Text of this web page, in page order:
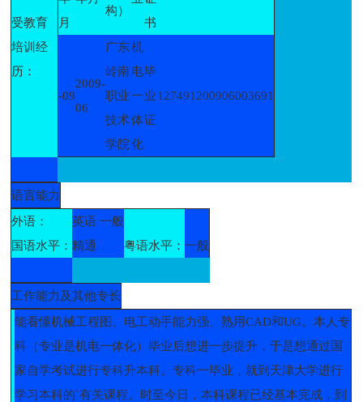
受教育
培训经
历：
月
构）
书
-09
2009-
06
广东
岭南
职业
技术
学院
机
电
一
体
化
毕
业
证
127491200906003691
语言能力
外语：
英语 一般
国语水平：精通 粤语水平：一般
工作能力及其他专长
能看懂机械工程图、电工动手能力强、熟用CAD和UG。本人专
科（专业是机电一体化）毕业后想进一步提升，于是想通过国
家自学考试进行专科升本科。专科一毕业，就到天津大学进行
学习本科的`有关课程。时至今日，本科课程已经基本完成，到